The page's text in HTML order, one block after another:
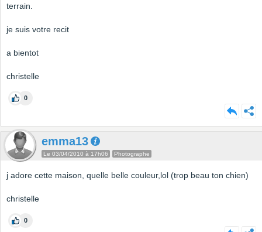
terrain.
je suis votre recit
a bientot
christelle
0
emma13
Le 03/04/2010 à 17h06 Photographe
j adore cette maison, quelle belle couleur,lol (trop beau ton chien)
christelle
0